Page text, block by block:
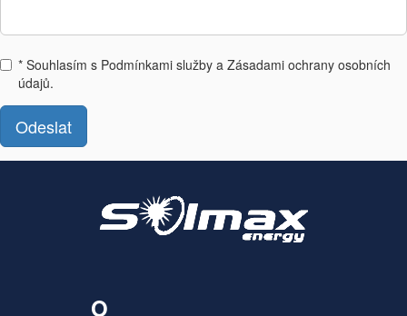
* Souhlasím s Podmínkami služby a Zásadami ochrany osobních
údajů.
Odeslat
O